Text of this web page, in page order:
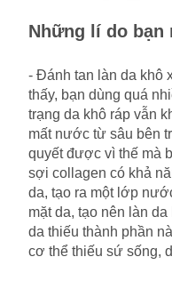
Những lí do bạn
- Đánh tan làn da khô
thấy, bạn dùng quá
trạng da khô ráp vẫn
mất nước từ sâu bên
quyết được vì thế mà
sợi collagen có khả
da, tạo ra một lớp
mặt da, tạo nên làn
da thiếu thành phần
cơ thể thiếu sứ sống,